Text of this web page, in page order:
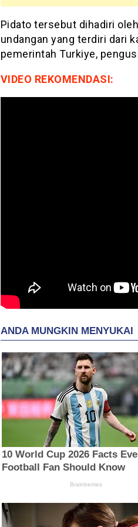
Pidato tersebut dihadiri
undangan yang terdiri dari
pemerintah Turkiye,
VIDEO REKOMENDASI: